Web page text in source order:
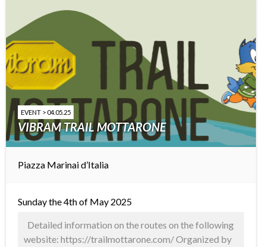
EVENT > 04.05.25
VIBRAM TRAIL MOTTARONE
Piazza Marinai d’Italia
Sunday the 4th of May 2025
Detailed information on the routes on the following
website: https://trailmottarone.com/ Organized by